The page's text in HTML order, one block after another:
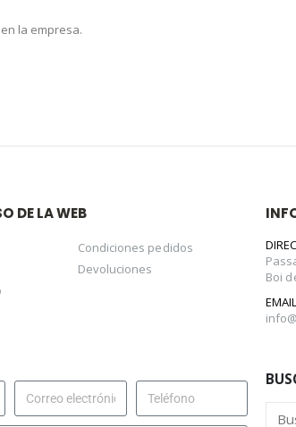
la empresa.
DE LA WEB
Condiciones pedidos
Devoluciones
Boi